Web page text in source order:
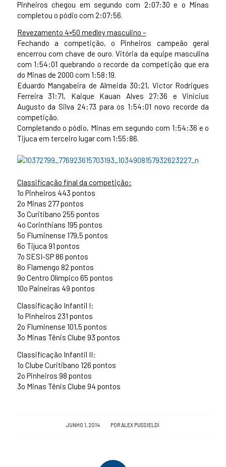
Pinheiros chegou em segundo com 2:07:30 e o Minas
completou o pódio com 2:07:56.
Revezamento 4×50 medley masculino –
Fechando a competição, o Pinheiros campeão geral
encerrou com chave de ouro. Vitória da equipe masculina
com 1:54:01 quebrando o recorde da competição que era
do Minas de 2000 com 1:58:19.
Eduardo Mangabeira de Almeida 30:21, Victor Rodrigues
Ferreira 31:71, Kaique Kauan Alves 27:36 e Vinicius
Augusto da Silva 24:73 para os 1:54:01 novo recorde da
competição.
Completando o pódio, Minas em segundo com 1:54:36 e o
Tijuca em terceiro lugar com 1:55:86.
Classificação final da competição:
1o Pinheiros 443 pontos
2o Minas 277 pontos
3o Curitibano 255 pontos
4o Corinthians 195 pontos
5o Fluminense 179,5 pontos
6o Tijuca 91 pontos
7o SESI-SP 86 pontos
8o Flamengo 82 pontos
9o Centro Olímpico 65 pontos
10o Paineiras 49 pontos
Classificação Infantil I:
1o Pinheiros 231 pontos
2o Fluminense 101,5 pontos
3o Minas Tênis Clube 93 pontos
Classificação Infantil II:
1o Clube Curitibano 126 pontos
2o Pinheiros 98 pontos
3o Minas Tênis Clube 94 pontos
JUNHO 1, 2014
/ PORALEX PUSSIELDI